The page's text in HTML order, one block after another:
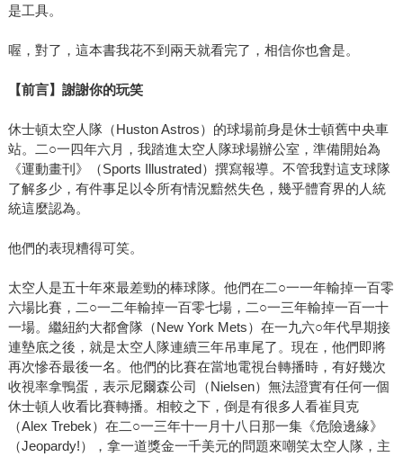
是工具。
喔，對了，這本書我花不到兩天就看完了，相信你也會是。
【前言】謝謝你的玩笑
休士頓太空人隊（Huston Astros）的球場前身是休士頓舊中央車
站。二○一四年六月，我踏進太空人隊球場辦公室，準備開始為
《運動畫刊》（Sports Illustrated）撰寫報導。不管我對這支球隊
了解多少，有件事足以令所有情況黯然失色，幾乎體育界的人統
統這麼認為。
他們的表現糟得可笑。
太空人是五十年來最差勁的棒球隊。他們在二○一一年輸掉一百零
六場比賽，二○一二年輸掉一百零七場，二○一三年輸掉一百一十
一場。繼紐約大都會隊（New York Mets）在一九六○年代早期接
連墊底之後，就是太空人隊連續三年吊車尾了。現在，他們即將
再次慘吞最後一名。他們的比賽在當地電視台轉播時，有好幾次
收視率拿鴨蛋，表示尼爾森公司（Nielsen）無法證實有任何一個
休士頓人收看比賽轉播。相較之下，倒是有很多人看崔貝克
（Alex Trebek）在二○一三年十一月十八日那一集《危險邊緣》
（Jeopardy!），拿一道獎金一千美元的問題來嘲笑太空人隊，主